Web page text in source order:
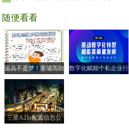
随便看看
追高不是梦！赛哺高助
力实现孩子的“黄金身
高”
数字化赋能个私企业行
三星A21s配置信息公